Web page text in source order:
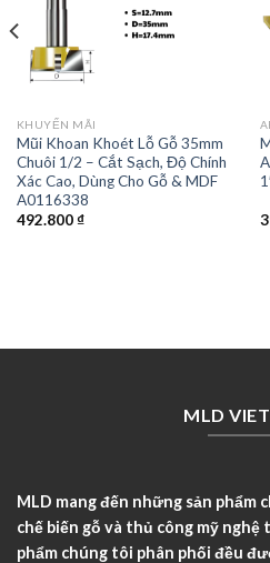
KHUYẾN MÃI
Mũi Khoan Khoét Lỗ Gỗ 35mm
Chuôi 1/2 – Cắt Sạch, Độ Chính
Xác Cao, Dùng Cho Gỗ & MDF
A0116338
492.800₫
MLD
MLD mang đến những sản phẩm
chế biến gỗ và thủ công mỹ nghệ
phẩm chúng tôi phân phối đều